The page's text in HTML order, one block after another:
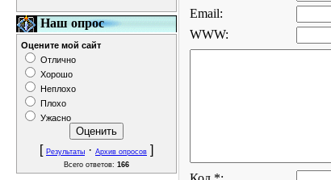
Наш опрос
Оцените мой сайт
Отлично
Хорошо
Неплохо
Плохо
Ужасно
[ Результаты · Архив опросов ]
Всего ответов: 166
Email:
WWW: